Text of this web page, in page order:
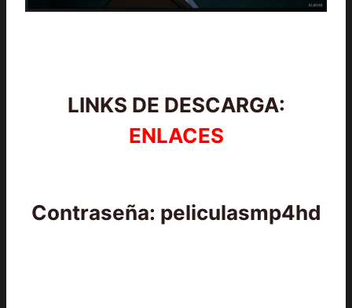
LINKS DE DESCARGA:
ENLACES
Contraseña: peliculasmp4hd